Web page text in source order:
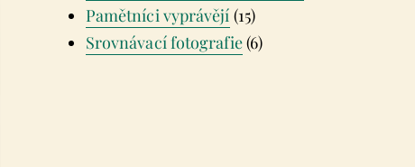
Pamětníci vyprávějí (15)
Srovnávací fotografie(6)